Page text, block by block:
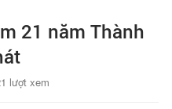
21 năm Thành
lượt xem